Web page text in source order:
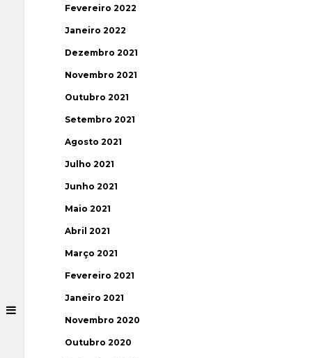
Fevereiro 2022
Janeiro 2022
Dezembro 2021
Novembro 2021
Outubro 2021
Setembro 2021
Agosto 2021
Julho 2021
Junho 2021
Maio 2021
Abril 2021
Março 2021
Fevereiro 2021
Janeiro 2021
Novembro 2020
Outubro 2020